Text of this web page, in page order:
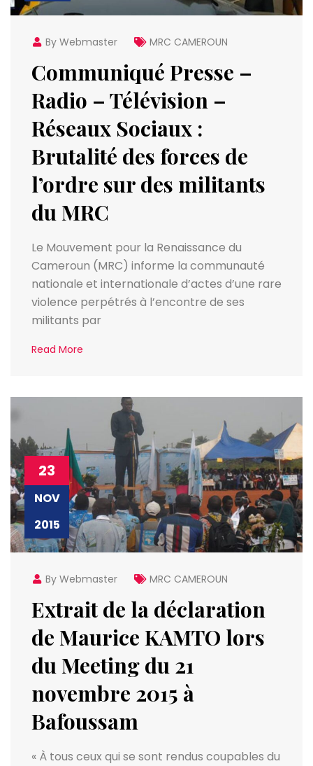
By Webmaster MRC CAMEROUN
Communiqué Presse –
Radio – Télévision –
Réseaux Sociaux :
Brutalité des forces de
l’ordre sur des militants
du MRC
Le Mouvement pour la Renaissance du
Cameroun (MRC) informe la communauté
nationale et internationale d’actes d’une rare
violence perpétrés à l’encontre de ses
militants par
Read More
23
NOV
2015
By Webmaster MRC CAMEROUN
Extrait de la déclaration
de Maurice KAMTO lors
du Meeting du 21
novembre 2015 à
Bafoussam
« À tous ceux qui se sont rendus coupables du